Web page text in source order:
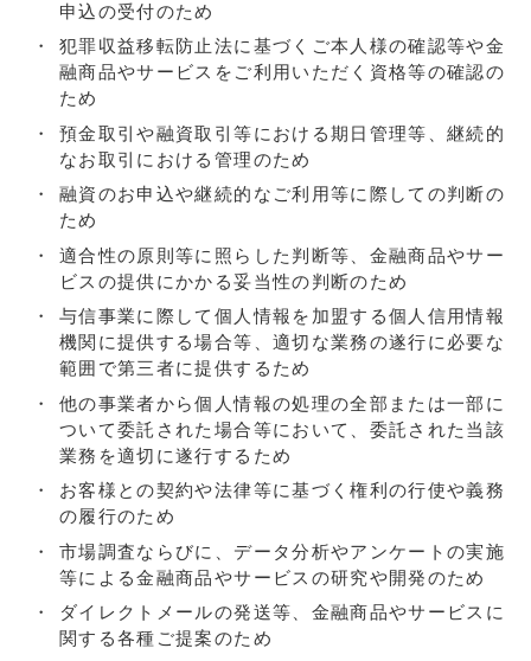
申込の受付のため
犯罪収益移転防止法に基づくご本人様の確認等や金
融商品やサービスをご利用いただく資格等の確認の
ため
預金取引や融資取引等における期日管理等、継続的
なお取引における管理のため
融資のお申込や継続的なご利用等に際しての判断の
ため
適合性の原則等に照らした判断等、金融商品やサー
ビスの提供にかかる妥当性の判断のため
与信事業に際して個人情報を加盟する個人信用情報
機関に提供する場合等、適切な業務の遂行に必要な
範囲で第三者に提供するため
他の事業者から個人情報の処理の全部または一部に
ついて委託された場合等において、委託された当該
業務を適切に遂行するため
お客様との契約や法律等に基づく権利の行使や義務
の履行のため
市場調査ならびに、データ分析やアンケートの実施
等による金融商品やサービスの研究や開発のため
ダイレクトメールの発送等、金融商品やサービスに
関する各種ご提案のため